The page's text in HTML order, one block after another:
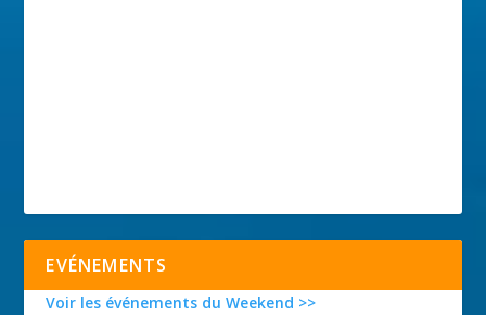
EVÉNEMENTS
Voir les événements du Weekend >>